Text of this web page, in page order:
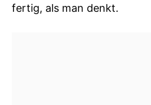
fertig, als man denkt.